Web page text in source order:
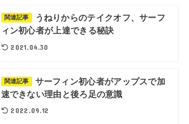
関連記事
うねりからのテイクオフ、サーフ
ィン初心者が上達できる秘訣
2021.04.30
関連記事
サーフィン初心者がアップスで加
速できない理由と後ろ足の意識
2022.09.12